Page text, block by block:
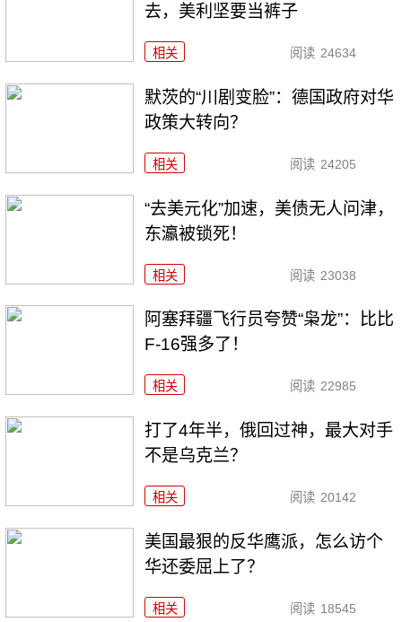
去，美利坚要当裤子
相关 阅读 24634
默茨的“川剧变脸”：德国政府对华
政策大转向？
相关 阅读 24205
“去美元化”加速，美债无人问津，
东瀛被锁死！
相关 阅读 23038
阿塞拜疆飞行员夸赞“枭龙”：比比
F-16强多了！
相关 阅读 22985
打了4年半，俄回过神，最大对手
不是乌克兰？
相关 阅读 20142
美国最狠的反华鹰派，怎么访个
华还委屈上了？
相关 阅读 18545